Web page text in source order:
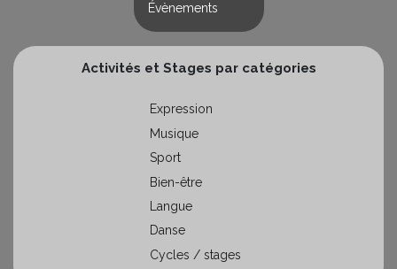
Évènements
Activités et Stages par catégories
Expression
Musique
Sport
Bien-être
Langue
Danse
Cycles / stages